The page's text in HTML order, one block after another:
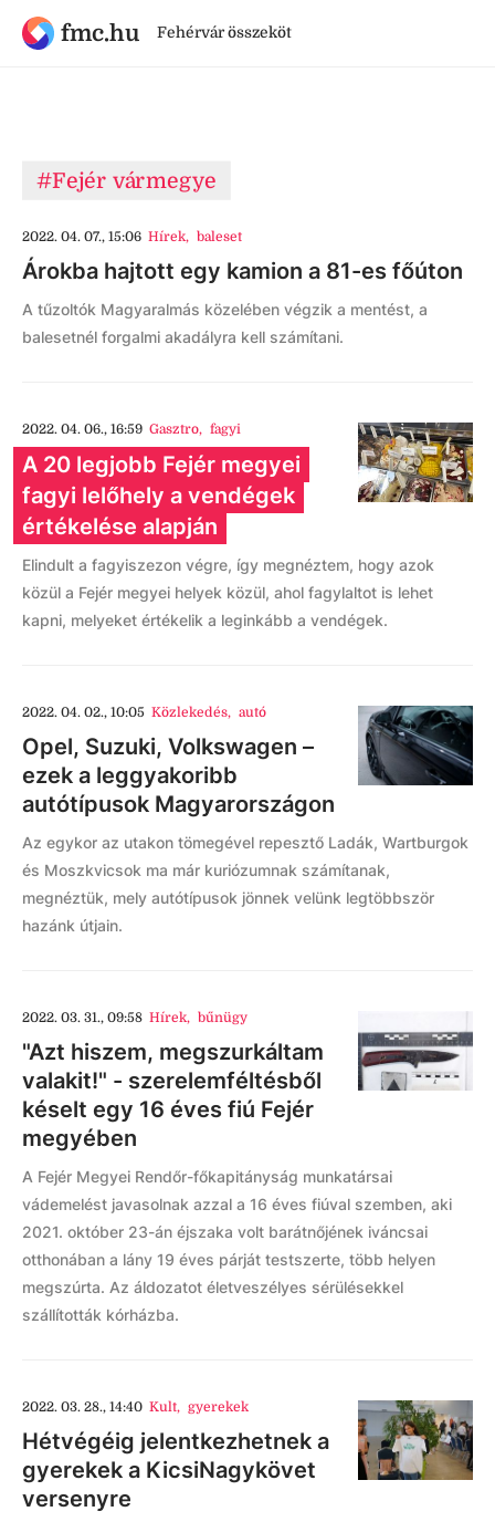
fmc.hu Fehérvár összeköt
#Fejér vármegye
2022. 04. 07., 15:06 Hírek, baleset
Árokba hajtott egy kamion a 81-es főúton
A tűzoltók Magyaralmás közelében végzik a mentést, a
balesetnél forgalmi akadályra kell számítani.
2022. 04. 06., 16:59 Gasztro, fagyi
A 20 legjobb Fejér megyei
fagyi lelőhely a vendégek
értékelése alapján
Elindult a fagyiszezon végre, így megnéztem, hogy azok
közül a Fejér megyei helyek közül, ahol fagylaltot is lehet
kapni, melyeket értékelik a leginkább a vendégek.
2022. 04. 02., 10:05 Közlekedés, autó
Opel, Suzuki, Volkswagen –
ezek a leggyakoribb
autótípusok Magyarországon
Az egykor az utakon tömegével repesztő Ladák, Wartburgok
és Moszkvicsok ma már kuriózumnak számítanak,
megnéztük, mely autótípusok jönnek velünk legtöbbször
hazánk útjain.
2022. 03. 31., 09:58 Hírek, bűnügy
"Azt hiszem, megszurkáltam
valakit!" - szerelemféltésből
késelt egy 16 éves fiú Fejér
megyében
A Fejér Megyei Rendőr-főkapitányság munkatársai
vádemelést javasolnak azzal a 16 éves fiúval szemben, aki
2021. október 23-án éjszaka volt barátnőjének iváncsai
otthonában a lány 19 éves párját testszerte, több helyen
megszúrta. Az áldozatot életveszélyes sérülésekkel
szállították kórházba.
2022. 03. 28., 14:40 Kult, gyerekek
Hétvégéig jelentkezhetnek a
gyerekek a KicsiNagykövet
versenyre